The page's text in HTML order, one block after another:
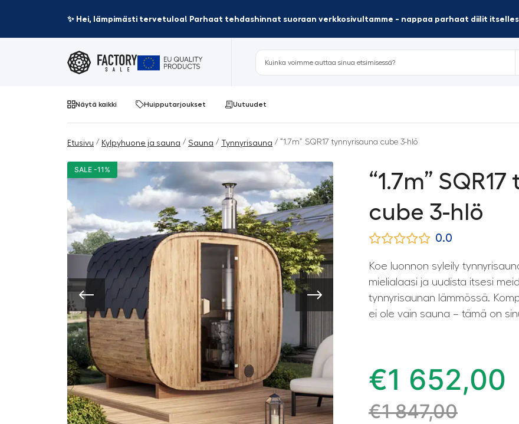
✨ Hei, lämpimästi tervetuloa! Parhaat tehdashinnat suoraan verkkosivultamme - nappaa parhaat diilit
Näytä kaikki Huipputarjoukset Uutuudet
Etusivu / Kylpyhuone ja sauna / Sauna / Tynnyrisauna / “1.7m” SQR17 tynnyrisauna cube 3-hlö
SALE -11%
“1.7m”
cube 3-hlö
0.0
Koe luonnon syleily
mielialaasi ja uudista itsesi
tynnyrisaunan lämmössä.
ei ole vain sauna – tämä on
€1 652,00
€1 847,00